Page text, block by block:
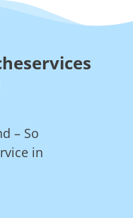
– So
in